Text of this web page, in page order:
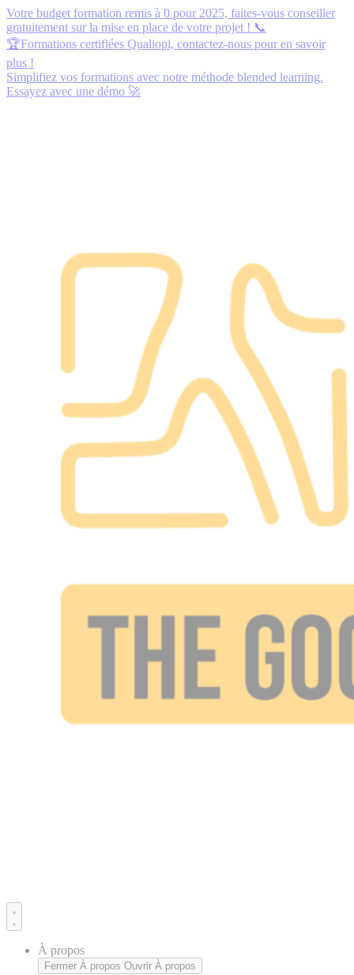
Votre budget formation remis à 0 pour 2025, faites-vous conseiller
gratuitement sur la mise en place de votre projet ! 📞
🏆Formations certifiées Qualiopi, contactez-nous pour en savoir
plus !
Simplifiez vos formations avec notre méthode blended learning.
Essayez avec une démo 🚀
À propos
Fermer À propos Ouvrir À propos